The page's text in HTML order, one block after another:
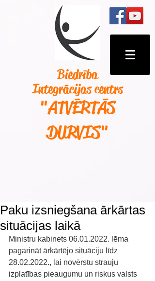
Biedrība
Integrācijas centrs
"ATVĒRTĀS
DURVIS"
Paku izsniegšana ārkārtas
situācijas laikā
Ministru kabinets 06.01.2022. lēma
pagarināt ārkārtējo situāciju līdz
28.02.2022., lai novērstu strauju
izplatības pieaugumu un riskus valsts